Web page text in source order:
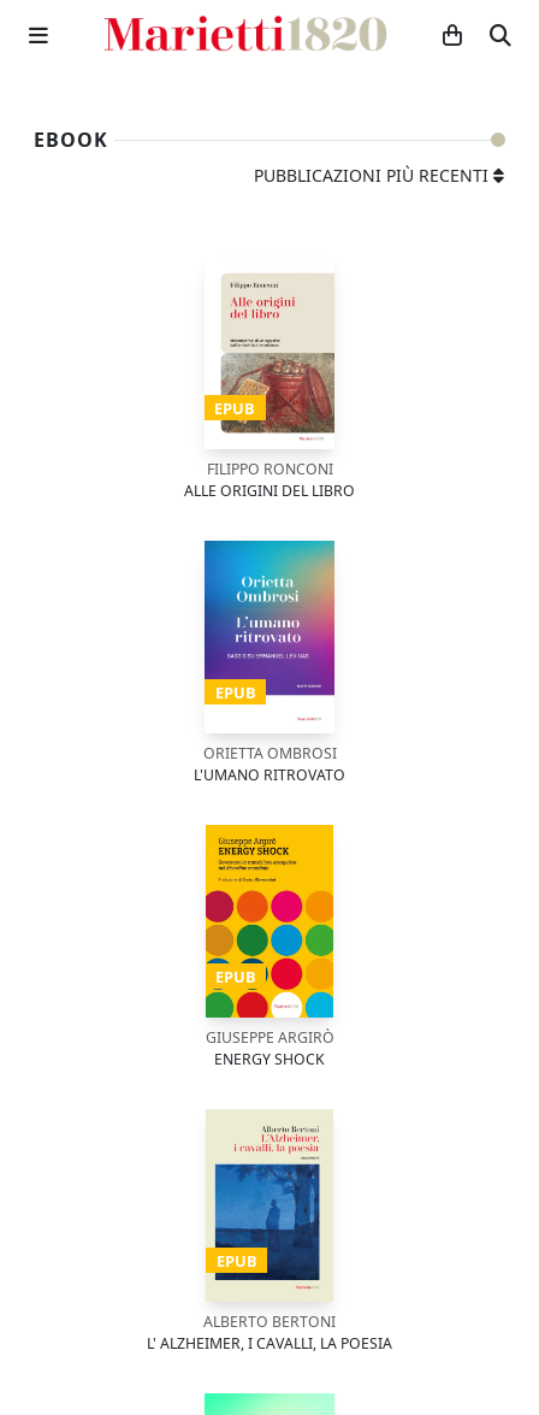
EBOOK
PUBBLICAZIONI PIÙ RECENTI
EPUB
FILIPPO RONCONI
ALLE ORIGINI DEL LIBRO
EPUB
ORIETTA OMBROSI
L'UMANO RITROVATO
EPUB
GIUSEPPE ARGIRÒ
ENERGY SHOCK
EPUB
ALBERTO BERTONI
L' ALZHEIMER, I CAVALLI, LA POESIA